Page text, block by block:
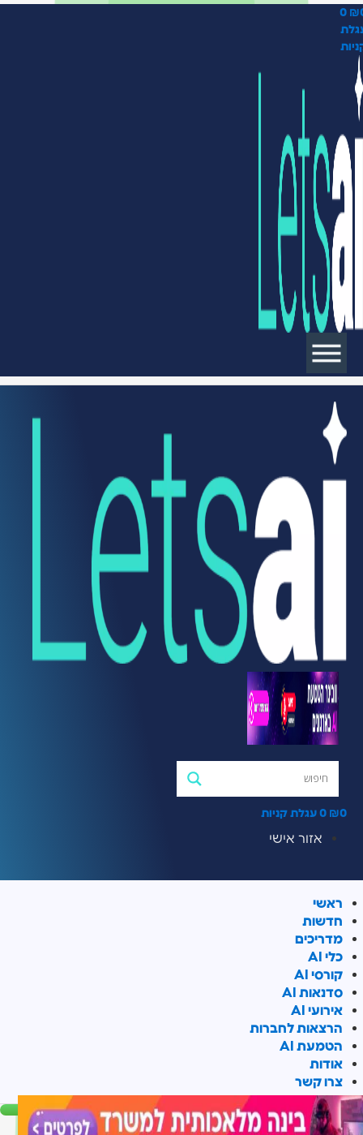
₪
0
₪0
0 עגלת קניות
אזור אישי
ראשי
חדשות
מדריכים
כלי AI
קורסי AI
סדנאות AI
אירועי AI
הרצאות לחברות
הטמעת AI
אודות
צרו קשר